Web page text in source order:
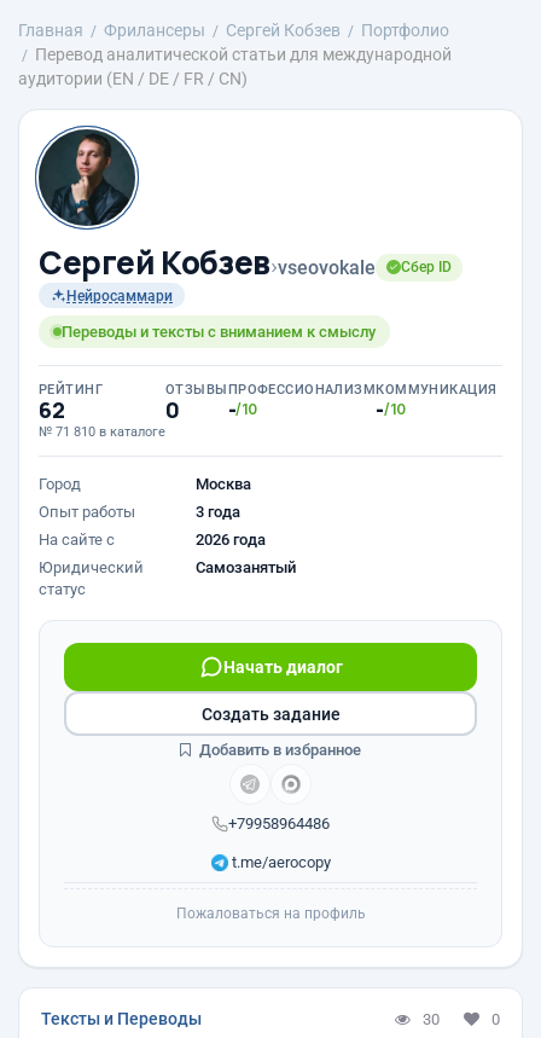
Главная Фрилансеры Сергей Кобзев
Портфолио
Перевод аналитической статьи для международной
аудитории (EN / DE / FR / CN)
Сергей Кобзев›vseovokale
Сбер ID
Нейросаммари
Переводы и тексты с вниманием к смыслу
РЕЙТИНГ
62
№ 71 810 в каталоге
ОТЗЫВЫ
0
ПРОФЕССИОНАЛИЗМ
-/10
КОММУНИКАЦИЯ
-/10
Город
Москва
Опыт работы
3 года
На сайте с
2026 года
Юридический
статус
Самозанятый
+79958964486
Начать диалог
t.me/aerocopy
Создать задание
Добавить в избранное
Пожаловаться на профиль
Тексты и Переводы 30 0